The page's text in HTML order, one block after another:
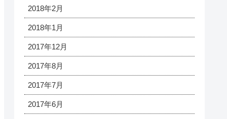
2018年2月
2018年1月
2017年12月
2017年8月
2017年7月
2017年6月